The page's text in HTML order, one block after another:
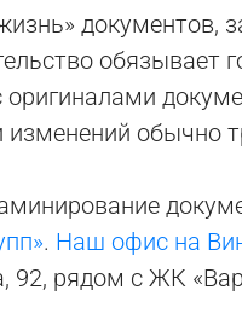
документов,
обязывает
оригиналами
изменений обычно
. Наш офис на
92, рядом с ЖК